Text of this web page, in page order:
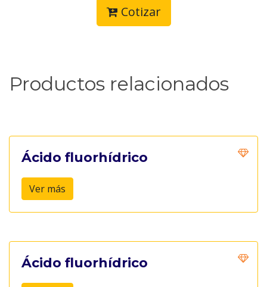
Cotizar
Productos relacionados
Ácido fluorhídrico
Ver más
Ácido fluorhídrico